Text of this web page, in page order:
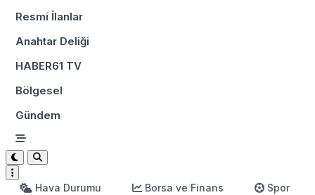
Resmi İlanlar
Anahtar Deliği
HABER61 TV
Bölgesel
Gündem
Hava Durumu Borsa ve Finans
Spor